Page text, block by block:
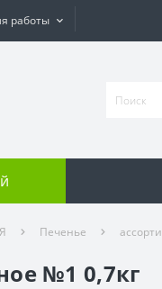
работы
Печенье
№1 0,7кг